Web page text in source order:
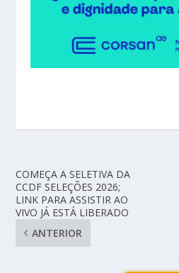
COMEÇA A SELETIVA DA
CCDF SELEÇÕES 2026;
LINK PARA ASSISTIR AO
VIVO JÁ ESTÁ LIBERADO
ANTERIOR